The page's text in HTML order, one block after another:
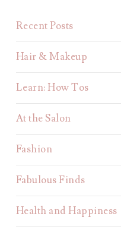
Recent Posts
Hair & Makeup
Learn: How Tos
At the Salon
Fashion
Fabulous Finds
Health and Happiness